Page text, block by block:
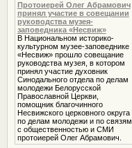
Протоиерей Олег Абрамович
принял участие в совещании
руководства музея-
заповедника «Несвиж»
В Национальном историко-
культурном музее-заповеднике
«Несвиж» прошло совещание
руководства музея, в котором
принял участие духовник
Cинодального отдела по делам
молодежи Белорусской
Православной Церкви,
помощник благочинного
Несвижского церковного округа
по делам молодежи и по связям
с общественностью и СМИ
протоиерей Олег Абрамович.